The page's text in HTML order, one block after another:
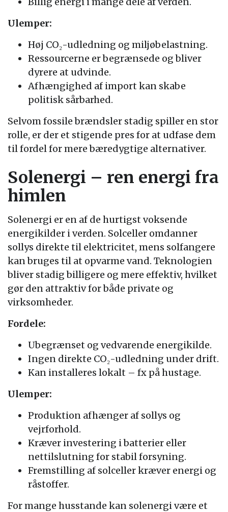
Ulemper:
Høj CO₂-udledning og miljøbelastning.
Ressourcerne er begrænsede og bliver
dyrere at udvinde.
Afhængighed af import kan skabe
politisk sårbarhed.
Selvom fossile brændsler stadig spiller en stor
rolle, er der et stigende pres for at udfase dem
til fordel for mere bæredygtige alternativer.
Solenergi – ren energi fra
himlen
Solenergi er en af de hurtigst voksende
energikilder i verden. Solceller omdanner
sollys direkte til elektricitet, mens solfangere
kan bruges til at opvarme vand. Teknologien
bliver stadig billigere og mere effektiv, hvilket
gør den attraktiv for både private og
virksomheder.
Fordele:
Ubegrænset og vedvarende energikilde.
Ingen direkte CO₂-udledning under drift.
Kan installeres lokalt – fx på hustage.
Ulemper:
Produktion afhænger af sollys og
vejrforhold.
Kræver investering i batterier eller
nettilslutning for stabil forsyning.
Fremstilling af solceller kræver energi og
råstoffer.
For mange husstande kan solenergi være et